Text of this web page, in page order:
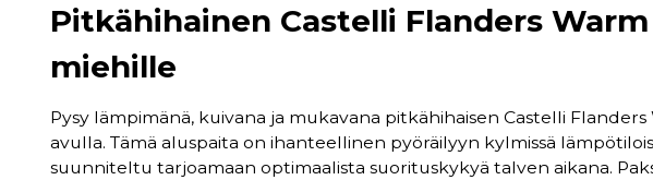
Pitkähihainen Castelli Flanders
miehille
Pysy lämpimänä, kuivana ja mukavana pitkähihaisen Castelli
avulla. Tämä aluspaita on ihanteellinen pyöräilyyn kylmissä
suunniteltu tarjoamaan optimaalista suorituskykyä talven aikana.